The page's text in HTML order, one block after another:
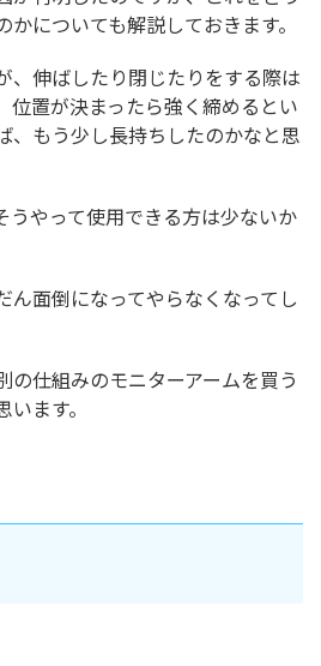
についても解説しておきます。
、伸ばしたり閉じたりをする際は
位置が決まったら強く締めるとい
、もう少し長持ちしたのかなと思
うやって使用できる方は少ないか
ん面倒になってやらなくなってし
の仕組みのモニターアームを買う
ます。